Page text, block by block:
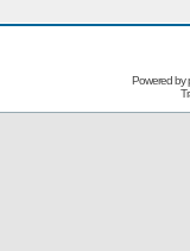
Powered by